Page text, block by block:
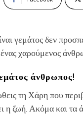
γεμάτος δεν
ένας χαρούμενος
άνθρωπος!
τη Χάρη που
η ζωή. Ακόμα και